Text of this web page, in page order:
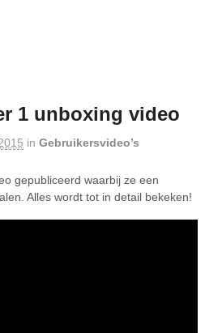
1 unboxing video
in Gebruikersvideo’s
gepubliceerd waarbij ze een
Alles wordt tot in detail bekeken!